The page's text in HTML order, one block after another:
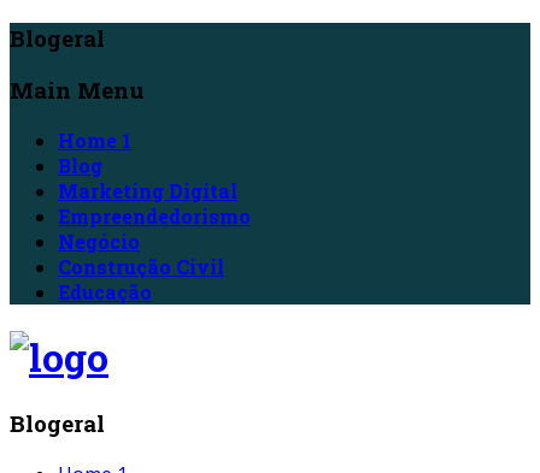
Blogeral
Main Menu
Home 1
Blog
Marketing Digital
Empreendedorismo
Negócio
Construção Civil
Educação
Blogeral